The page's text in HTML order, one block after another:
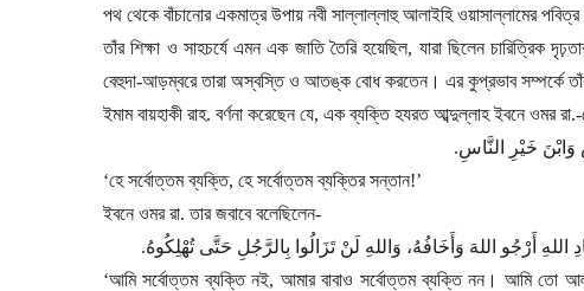
পথ থেকে বাঁচানোর একমাত্র উপায় নবী সাল্লাল্লাহু আলাইহি ওয়াসাল্লামের পবিত্র
তাঁর শিক্ষা ও সাহচর্যে এমন এক জাতি তৈরি হয়েছিল, যারা ছিলেন চারিত্রিক
বেহুদা-আড়ম্বরে তারা অস্বস্তি ও আতঙ্ক বোধ করতেন। এর কুপ্রভাব সম্পর্কে
ইমাম বায়হাকী রাহ. বর্ণনা করেছেন যে, এক ব্যক্তি হযরত আব্দুল্লাহ ইবনে ওমর রা.-
وَابْنَ خَيْرِ النَّاسِ.
‘হে সর্বোত্তম ব্যক্তি, হে সর্বোত্তম ব্যক্তির সন্তান!’
ইবনে ওমর রা. তার জবাবে বলেছিলেন-
أَرْجُو اللهَ وَأَخَافُهُ، وَاللهِ لَنْ تَزَالُوا بِالرَّجُلِ حَتَّى تُهْلِكُوهُ.
‘আমি সর্বোত্তম ব্যক্তি নই, আমার বাবাও সর্বোত্তম ব্যক্তি নন। আমি তো